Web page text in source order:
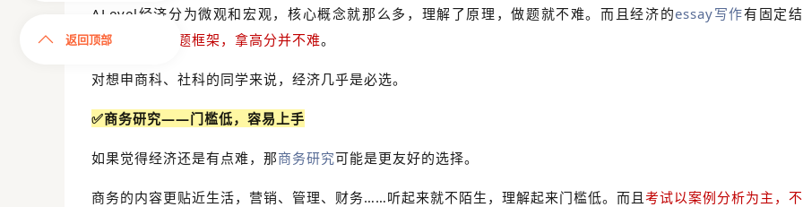
ALevel经济分为微观和宏观，核心概念就那么多，理解了原理，做题就不难。而且经济的essay写作有固定结
构，
掌握了答题框架，拿高分并不难。
对想申商科、社科的同学来说，经济几乎是必选。
✅商务研究——门槛低，容易上手
如果觉得经济还是有点难，那商务研究可能是更友好的选择。
商务的内容更贴近生活，营销、管理、财务……听起来就不陌生，理解起来门槛低。而且 考试以案例分析为主，不
返回顶部